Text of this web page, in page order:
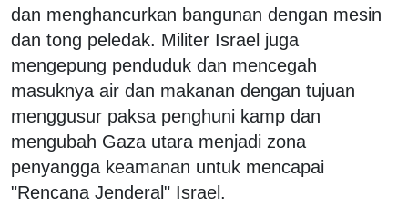
dan menghancurkan bangunan dengan mesin
dan tong peledak. Militer Israel juga
mengepung penduduk dan mencegah
masuknya air dan makanan dengan tujuan
menggusur paksa penghuni kamp dan
mengubah Gaza utara menjadi zona
penyangga keamanan untuk mencapai
"Rencana Jenderal" Israel.